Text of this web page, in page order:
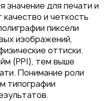
карты
для печати и
и четкость
пиксели
изображений,
оттиски.
(PPI), тем выше
Понимание роли
типографии